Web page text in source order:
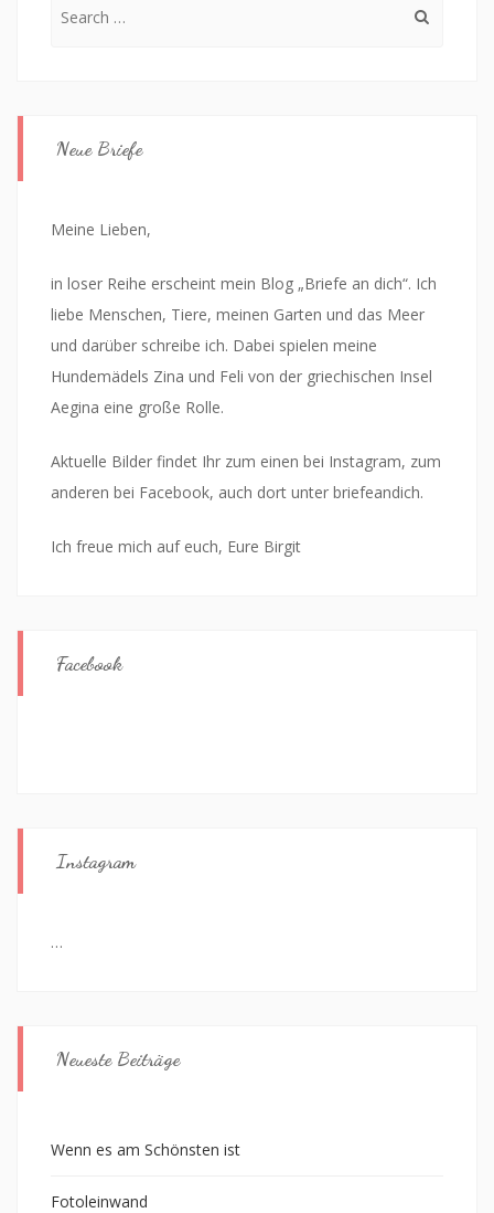
Neue Briefe
Meine Lieben,
in loser Reihe erscheint mein Blog „Briefe an dich“. Ich
liebe Menschen, Tiere, meinen Garten und das Meer
und darüber schreibe ich. Dabei spielen meine
Hundemädels Zina und Feli von der griechischen Insel
Aegina eine große Rolle.
Aktuelle Bilder findet Ihr zum einen bei Instagram, zum
anderen bei Facebook, auch dort unter briefeandich.
Ich freue mich auf euch, Eure Birgit
Facebook
Instagram
…
Neueste Beiträge
Wenn es am Schönsten ist
Fotoleinwand